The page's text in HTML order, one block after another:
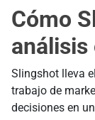
Cómo
análisis
Slingshot lleva
trabajo de
decisiones en